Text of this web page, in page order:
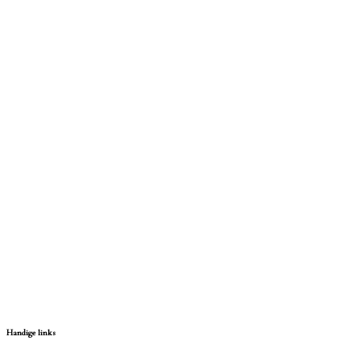
Handige links